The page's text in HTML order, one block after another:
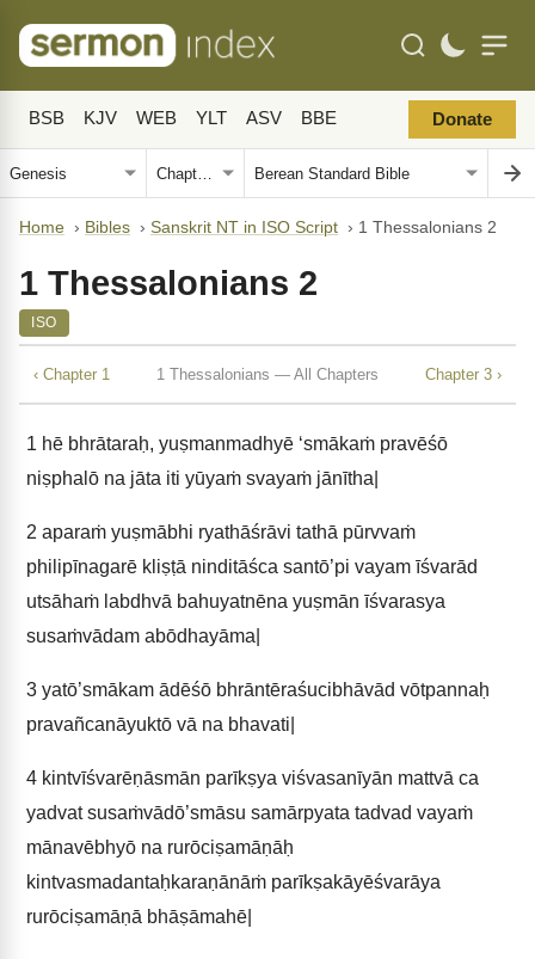
BSB KJV WEB YLT ASV BBE Donate
Home › Bibles › Sanskrit NT in ISO Script › 1 Thessalonians 2
1 Thessalonians 2
ISO
‹ Chapter 1 1 Thessalonians — All Chapters Chapter 3 ›
1 hē bhrātaraḥ, yuṣmanmadhyē ‘smākaṁ pravēśō
niṣphalō na jāta iti yūyaṁ svayaṁ jānītha|
2 aparaṁ yuṣmābhi ryathāśrāvi tathā pūrvvaṁ
philipīnagarē kliṣṭā ninditāśca santō’pi vayam īśvarād
utsāhaṁ labdhvā bahuyatnēna yuṣmān īśvarasya
susaṁvādam abōdhayāma|
3 yatō’smākam ādēśō bhrāntēraśucibhāvād vōtpannaḥ
pravañcanāyuktō vā na bhavati|
4 kintvīśvarēṇāsmān parīkṣya viśvasanīyān mattvā ca
yadvat susaṁvādō’smāsu samārpyata tadvad vayaṁ
mānavēbhyō na rurōciṣamāṇāḥ
kintvasmadantaḥkaraṇānāṁ parīkṣakāyēśvarāya
rurōciṣamāṇā bhāṣāmahē|